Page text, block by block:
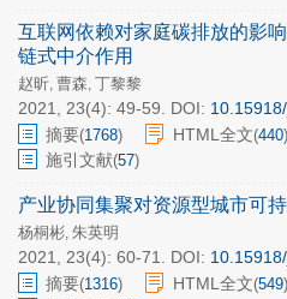
互联网依赖对家庭碳排放的影
链式中介作用
赵昕, 曹森, 丁黎黎
2021, 23(4): 49-59. DOI:
摘要(1768) HTML全文(440)
施引文献(57)
产业协同集聚对资源型城市可
杨桐彬, 朱英明
2021, 23(4): 60-71. DOI:
摘要(1316) HTML全文(549)